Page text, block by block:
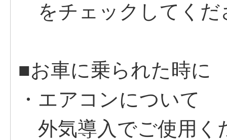
をチェックしてくだ
■お車に乗られた時に
・エアコンについて
外気導入でご使用く